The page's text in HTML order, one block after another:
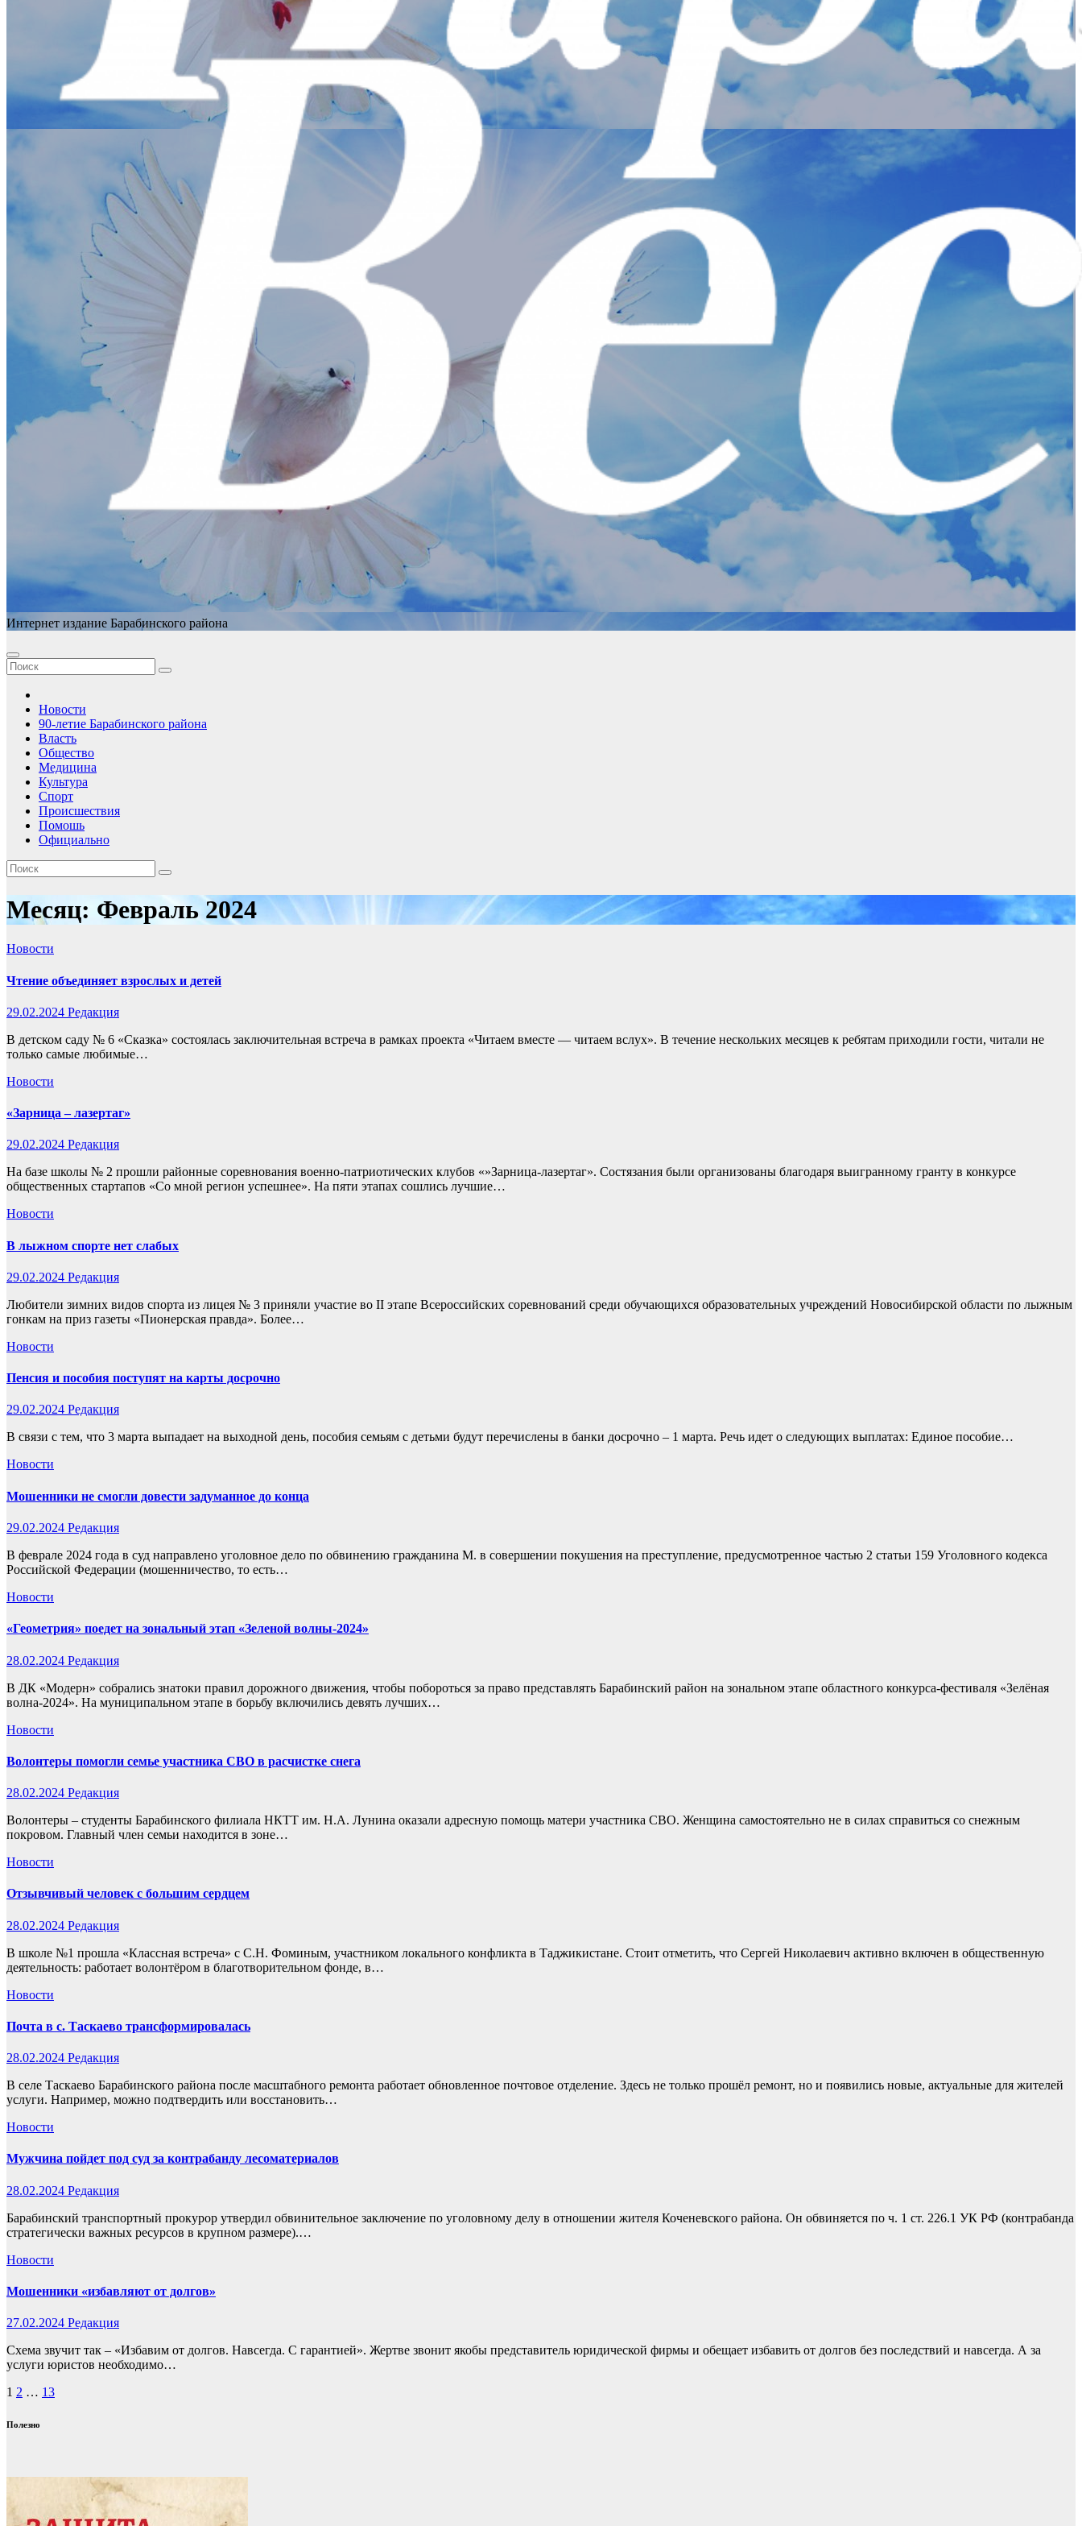
Интернет издание Барабинского района
Новости
90-летие Барабинского района
Власть
Общество
Медицина
Культура
Спорт
Происшествия
Помошь
Официально
Месяц: Февраль 2024
Новости
Чтение объединяет взрослых и детей
29.02.2024 Редакция
В детском саду № 6 «Сказка» состоялась заключительная встреча в рамках проекта «Читаем вместе — читаем вслух». В течение нескольких месяцев к ребятам приходили гости, читали не
только самые любимые…
Новости
«Зарница – лазертаг»
29.02.2024 Редакция
На базе школы № 2 прошли районные соревнования военно-патриотических клубов «»Зарница-лазертаг». Состязания были организованы благодаря выигранному гранту в конкурсе
общественных стартапов «Со мной регион успешнее». На пяти этапах сошлись лучшие…
Новости
В лыжном спорте нет слабых
29.02.2024 Редакция
Любители зимних видов спорта из лицея № 3 приняли участие во II этапе Всероссийских соревнований среди обучающихся образовательных учреждений Новосибирской области по лыжным
гонкам на приз газеты «Пионерская правда». Более…
Новости
Пенсия и пособия поступят на карты досрочно
29.02.2024 Редакция
В связи с тем, что 3 марта выпадает на выходной день, пособия семьям с детьми будут перечислены в банки досрочно – 1 марта. Речь идет о следующих выплатах: Единое пособие…
Новости
Мошенники не смогли довести задуманное до конца
29.02.2024 Редакция
В феврале 2024 года в суд направлено уголовное дело по обвинению гражданина М. в совершении покушения на преступление, предусмотренное частью 2 статьи 159 Уголовного кодекса
Российской Федерации (мошенничество, то есть…
Новости
«Геометрия» поедет на зональный этап «Зеленой волны-2024»
28.02.2024 Редакция
В ДК «Модерн» собрались знатоки правил дорожного движения, чтобы побороться за право представлять Барабинский район на зональном этапе областного конкурса-фестиваля «Зелёная
волна-2024». На муниципальном этапе в борьбу включились девять лучших…
Новости
Волонтеры помогли семье участника СВО в расчистке снега
28.02.2024 Редакция
Волонтеры – студенты Барабинского филиала НКТТ им. Н.А. Лунина оказали адресную помощь матери участника СВО. Женщина самостоятельно не в силах справиться со снежным
покровом. Главный член семьи находится в зоне…
Новости
Отзывчивый человек с большим сердцем
28.02.2024 Редакция
В школе №1 прошла «Классная встреча» с С.Н. Фоминым, участником локального конфликта в Таджикистане. Стоит отметить, что Сергей Николаевич активно включен в общественную
деятельность: работает волонтёром в благотворительном фонде, в…
Новости
Почта в с. Таскаево трансформировалась
28.02.2024 Редакция
В селе Таскаево Барабинского района после масштабного ремонта работает обновленное почтовое отделение. Здесь не только прошёл ремонт, но и появились новые, актуальные для жителей
услуги. Например, можно подтвердить или восстановить…
Новости
Мужчина пойдет под суд за контрабанду лесоматериалов
28.02.2024 Редакция
Барабинский транспортный прокурор утвердил обвинительное заключение по уголовному делу в отношении жителя Коченевского района. Он обвиняется по ч. 1 ст. 226.1 УК РФ (контрабанда
стратегически важных ресурсов в крупном размере).…
Новости
Мошенники «избавляют от долгов»
27.02.2024 Редакция
Схема звучит так – «Избавим от долгов. Навсегда. С гарантией». Жертве звонит якобы представитель юридической фирмы и обещает избавить от долгов без последствий и навсегда. А за
услуги юристов необходимо…
Пагинация
записей
1 2 … 13
Полезно